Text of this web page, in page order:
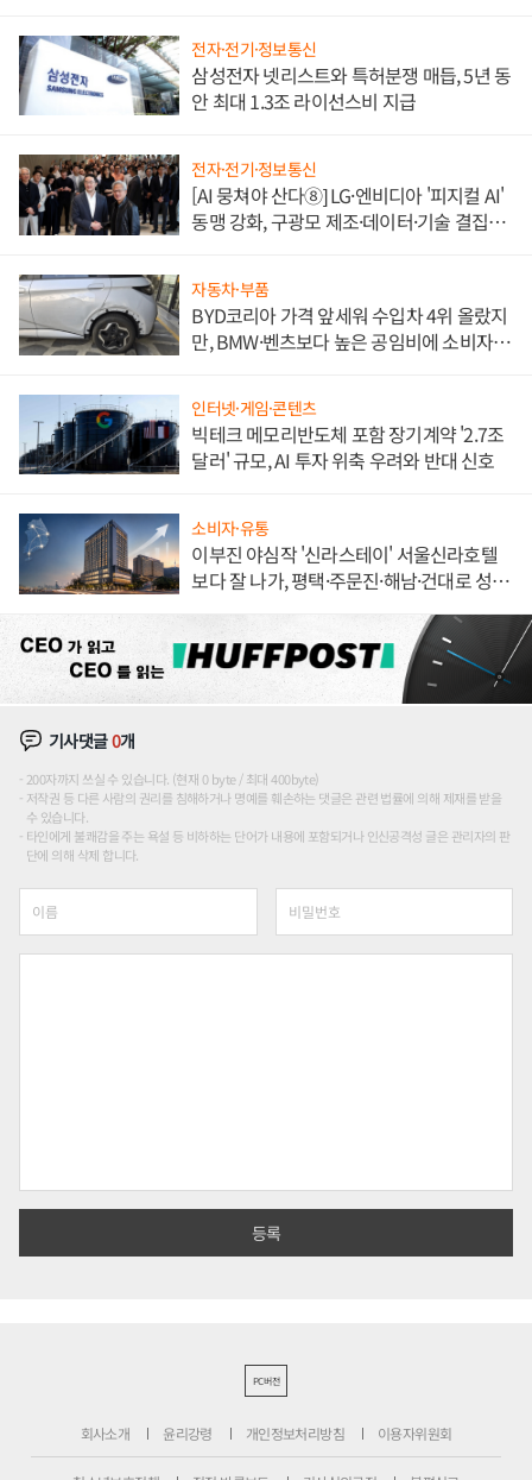
전자·전기·정보통신
삼성전자 넷리스트와 특허분쟁 매듭, 5년 동
안 최대 1.3조 라이선스비 지급
전자·전기·정보통신
[AI 뭉쳐야 산다⑧] LG·엔비디아 '피지컬 AI'
동맹 강화, 구광모 제조·데이터·기술 결집
자동차·부품
BYD코리아 가격 앞세워 수입차 4위 올랐지
만, BMW·벤츠보다 높은 공임비에 소비자
인터넷·게임·콘텐츠
빅테크 메모리반도체 포함 장기계약 '2.7조
달러' 규모, AI 투자 위축 우려와 반대 신호
소비자·유통
이부진 야심작 '신라스테이' 서울신라호텔
보다 잘 나가, 평택·주문진·해남·건대로 성
기사댓글0개
200자까지 쓰실 수 있습니다. (현재 0 byte / 최대 400byte)
저작권 등 다른 사람의 권리를 침해하거나 명예를 훼손하는 댓글은 관련 법률에 의해 제재를 받을
수 있습니다.
타인에게 불쾌감을 주는 욕설 등 비하하는 단어가 내용에 포함되거나 인신공격성 글은 관리자의 판
단에 의해 삭제 합니다.
PC버전
회사소개 윤리강령 개인정보처리방침 이용자위원회